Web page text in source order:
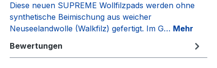
Diese neuen SUPREME Wollfilzpads werden ohne
synthetische Beimischung aus weicher
Neuseelandwolle (Walkfilz) gefertigt. Im G… Mehr
Bewertungen